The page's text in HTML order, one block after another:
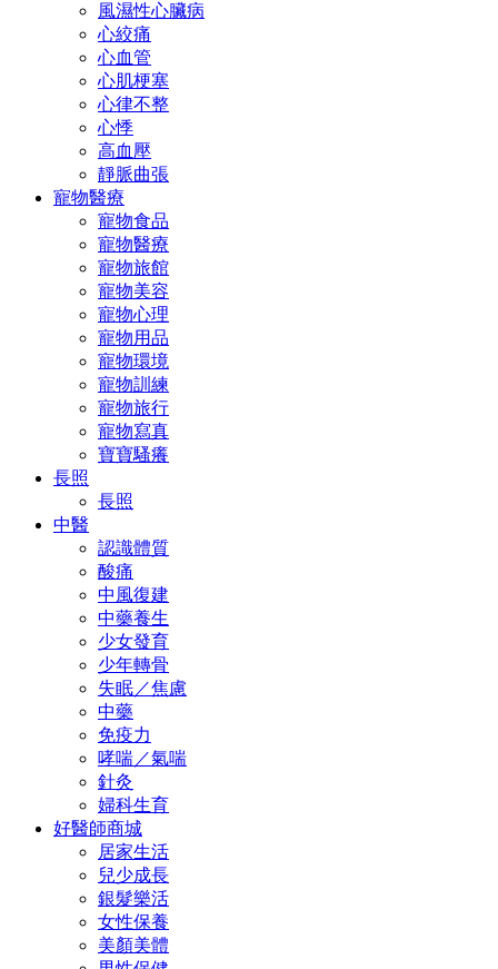
風濕性心臟病
心絞痛
心血管
心肌梗塞
心律不整
心悸
高血壓
靜脈曲張
寵物醫療
寵物食品
寵物醫療
寵物旅館
寵物美容
寵物心理
寵物用品
寵物環境
寵物訓練
寵物旅行
寵物寫真
寶寶騷癢
長照
長照
中醫
認識體質
酸痛
中風復建
中藥養生
少女發育
少年轉骨
失眠／焦慮
中藥
免疫力
哮喘／氣喘
針灸
婦科生育
好醫師商城
居家生活
兒少成長
銀髮樂活
女性保養
美顏美體